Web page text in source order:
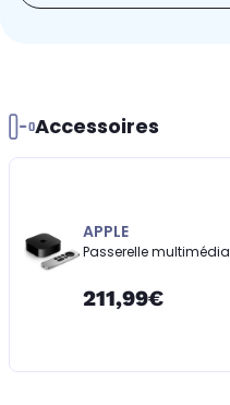
Accessoires
APPLE
Passerelle multimédia
211,99€